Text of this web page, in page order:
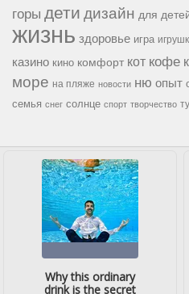
горы дети дизайн для
жизнь здоровье игра
казино кино комфорт кот кофе
море на пляже новости ню опыт
семья снег солнце спорт творчество